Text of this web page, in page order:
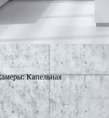
Капельная